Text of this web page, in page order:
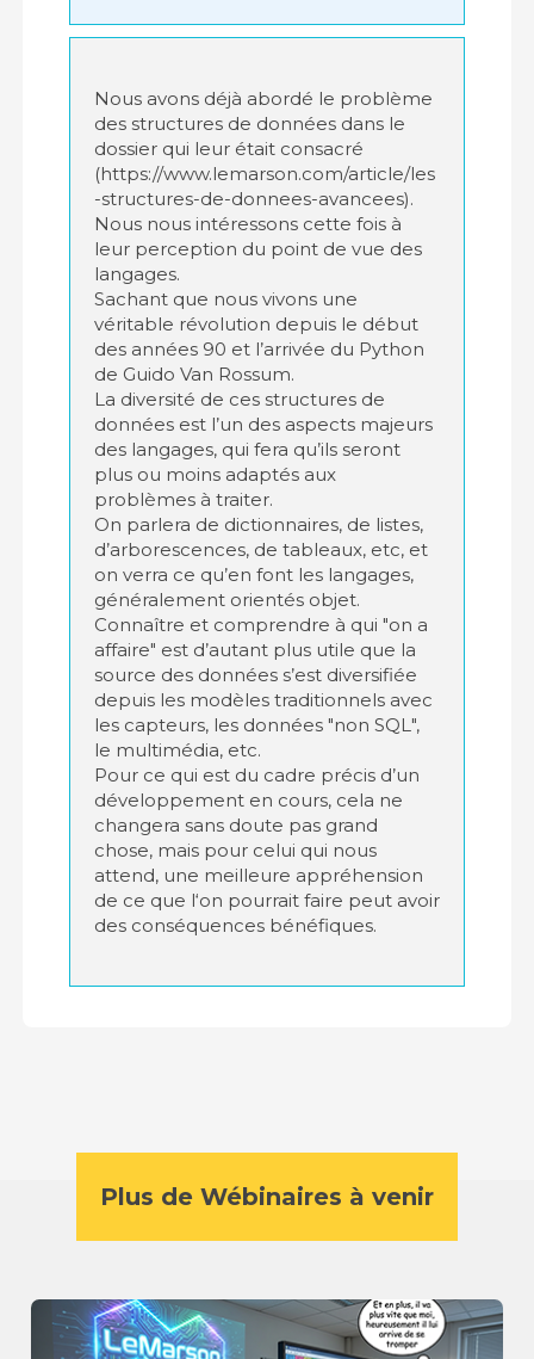
Nous avons déjà abordé le problème
des structures de données dans le
dossier qui leur était consacré
(https://www.lemarson.com/article/les
-structures-de-donnees-avancees).
Nous nous intéressons cette fois à
leur perception du point de vue des
langages.
Sachant que nous vivons une
véritable révolution depuis le début
des années 90 et l’arrivée du Python
de Guido Van Rossum.
La diversité de ces structures de
données est l’un des aspects majeurs
des langages, qui fera qu’ils seront
plus ou moins adaptés aux
problèmes à traiter.
On parlera de dictionnaires, de listes,
d’arborescences, de tableaux, etc, et
on verra ce qu’en font les langages,
généralement orientés objet.
Connaître et comprendre à qui "on a
affaire" est d’autant plus utile que la
source des données s’est diversifiée
depuis les modèles traditionnels avec
les capteurs, les données "non SQL",
le multimédia, etc.
Pour ce qui est du cadre précis d’un
développement en cours, cela ne
changera sans doute pas grand
chose, mais pour celui qui nous
attend, une meilleure appréhension
de ce que l‘on pourrait faire peut avoir
des conséquences bénéfiques.
Plus de Wébinaires à venir